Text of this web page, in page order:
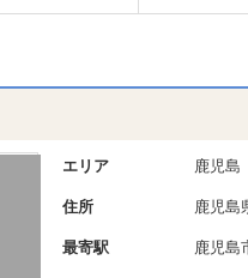
エリア 鹿児島
住所 鹿児島
最寄駅 鹿児島